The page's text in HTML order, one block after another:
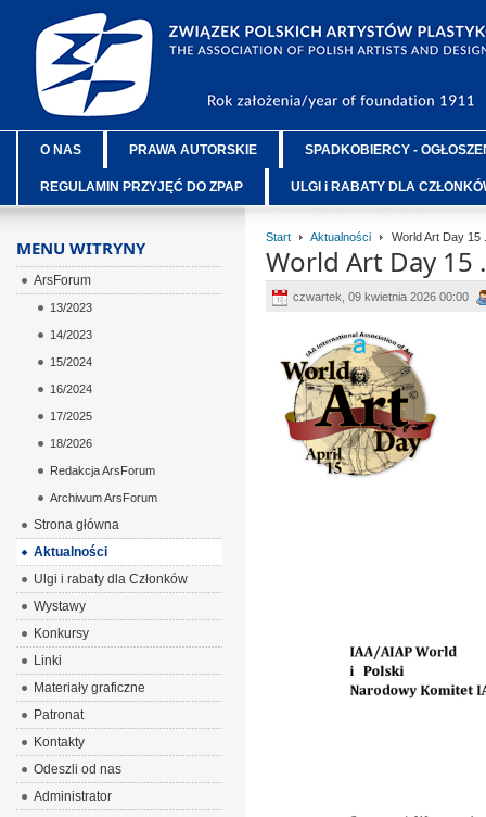
O NAS PRAWA AUTORSKIE SPADKOBIERCY -
REGULAMIN PRZYJĘĆ DO ZPAP ULGI i RABATY DLA
Start Aktualności World Art Day 15
World Art Day 15
czwartek, 09 kwietnia 2026 00:00
MENU WITRYNY
ArsForum
13/2023
14/2023
15/2024
16/2024
17/2025
18/2026
Redakcja ArsForum
Archiwum ArsForum
Strona główna
Aktualności
Ulgi i rabaty dla Członków
Wystawy
Konkursy
Linki
Materiały graficzne
Patronat
Kontakty
Odeszli od nas
Administrator